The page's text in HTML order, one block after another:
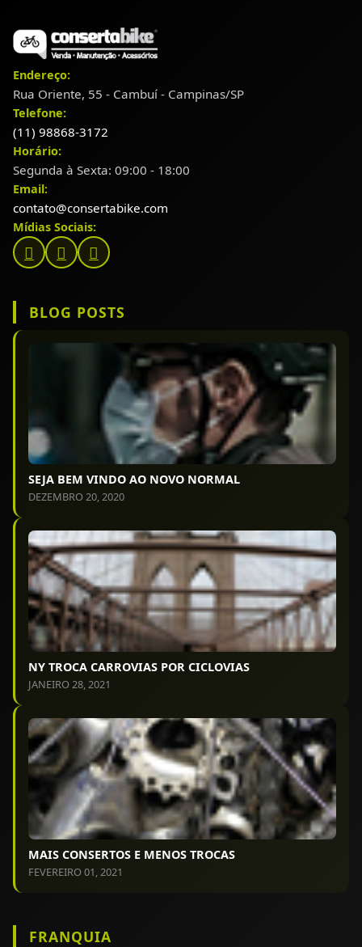
Endereço:
Rua Oriente, 55 - Cambuí - Campinas/SP
Telefone:
(11) 98868-3172
Horário:
Segunda à Sexta: 09:00 - 18:00
Email:
contato@consertabike.com
Mídias Sociais:
BLOG POSTS
SEJA BEM VINDO AO NOVO NORMAL
DEZEMBRO 20, 2020
NY TROCA CARROVIAS POR CICLOVIAS
JANEIRO 28, 2021
MAIS CONSERTOS E MENOS TROCAS
FEVEREIRO 01, 2021
FRANQUIA